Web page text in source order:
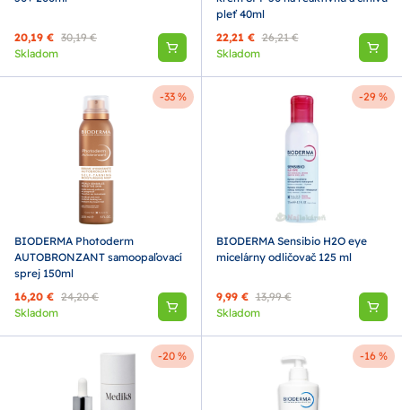
20,19 € 30,19 €
Skladom
pleť 40ml
22,21 € 26,21 €
Skladom
-33 %
BIODERMA Photoderm
AUTOBRONZANT samoopaľovací
sprej 150ml
16,20 € 24,20 €
Skladom
-29 %
BIODERMA Sensibio H2O eye
micelárny odličovač 125 ml
9,99 € 13,99 €
Skladom
-20 % -16 %